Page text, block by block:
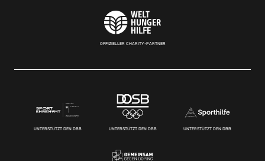
OFFIZIELLER CHARITY-PARTNER
UNTERSTÜTZT DEN DBB UNTERSTÜTZT DEN DBB UNTERSTÜTZT DEN DBB